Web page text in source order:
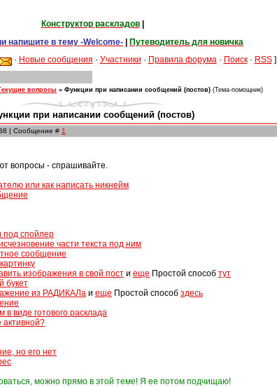
Конструктор раскладов|
напишите в тему -Welcome-
Путеводитель для новичка
· Новые сообщения · Участники · Правила форума · Поиск· RSS]
вопросы » Функции при написании сообщений (постов) (Тема-помощник)
при написании сообщений (постов)
| Сообщение # 1
вопросы - спрашивайте.
или как написать никнейм
под спойлер
части текста под ним
сообщение
изображения в свой пост и еще Простой способ тут
букет
из РАДИКАЛа и еще Простой способ здесь
виде готового расклада
активной?
но его нет
можно прямо в этой теме! Я ее потом подчищаю!